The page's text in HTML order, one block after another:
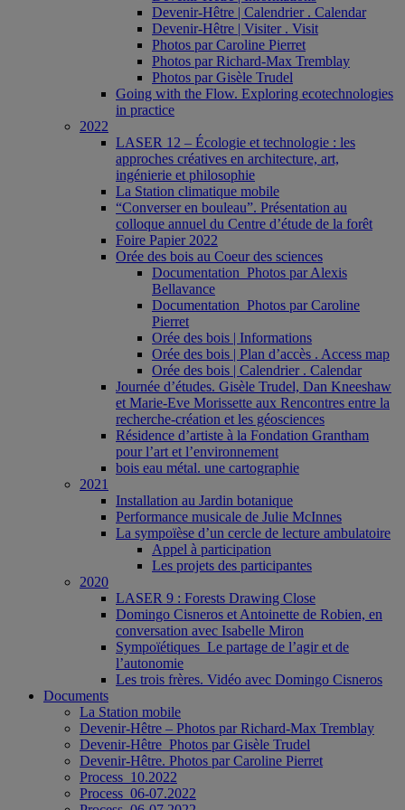
Devenir-Hêtre | Calendrier . Calendar
Devenir-Hêtre | Visiter . Visit
Photos par Caroline Pierret
Photos par Richard-Max Tremblay
Photos par Gisèle Trudel
Going with the Flow. Exploring ecotechnologies
in practice
2022
LASER 12 – Écologie et technologie : les
approches créatives en architecture, art,
ingénierie et philosophie
La Station climatique mobile
“Converser en bouleau”. Présentation au
colloque annuel du Centre d’étude de la forêt
Foire Papier 2022
Orée des bois au Coeur des sciences
Documentation_Photos par Alexis
Bellavance
Documentation_Photos par Caroline
Pierret
Orée des bois | Informations
Orée des bois | Plan d’accès . Access map
Orée des bois | Calendrier . Calendar
Journée d’études. Gisèle Trudel, Dan Kneeshaw
et Marie-Eve Morissette aux Rencontres entre la
recherche-création et les géosciences
Résidence d’artiste à la Fondation Grantham
pour l’art et l’environnement
bois eau métal. une cartographie
2021
Installation au Jardin botanique
Performance musicale de Julie McInnes
La sympoïèse d’un cercle de lecture ambulatoire
Appel à participation
Les projets des participantes
2020
LASER 9 : Forests Drawing Close
Domingo Cisneros et Antoinette de Robien, en
conversation avec Isabelle Miron
Sympoïétiques_Le partage de l’agir et de
l’autonomie
Les trois frères. Vidéo avec Domingo Cisneros
Documents
La Station mobile
Devenir-Hêtre – Photos par Richard-Max Tremblay
Devenir-Hêtre_Photos par Gisèle Trudel
Devenir-Hêtre. Photos par Caroline Pierret
Process_10.2022
Process_06-07.2022